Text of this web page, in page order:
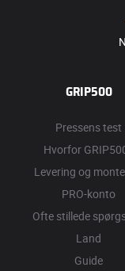
GRIP500
Pressens test
Hvorfor
Levering og
PRO-konto
Ofte stillede
Land
Guide